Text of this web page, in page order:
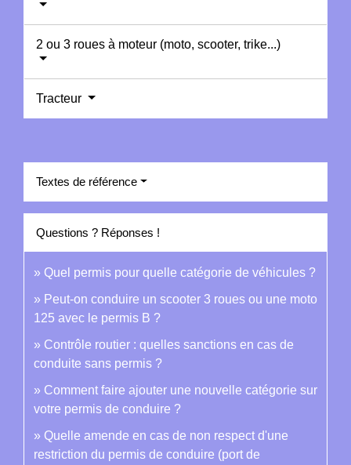
2 ou 3 roues à moteur (moto, scooter, trike...)
Tracteur
Textes de référence
Questions ? Réponses !
Quel permis pour quelle catégorie de véhicules ?
Peut-on conduire un scooter 3 roues ou une moto
125 avec le permis B ?
Contrôle routier : quelles sanctions en cas de
conduite sans permis ?
Comment faire ajouter une nouvelle catégorie sur
votre permis de conduire ?
Quelle amende en cas de non respect d'une
restriction du permis de conduire (port de